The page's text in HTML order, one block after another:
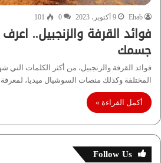
Ehab 9 أكتوبر، 2023 0
101
فوائد القرفة والزنجبيل..
جسمك
فوائد القرفة والزنجبيل، من أكثر الكلمات
المختلفة وكذلك منصات السوشيال ميديا، لمعرفة
أكمل القراءة »
Follow Us